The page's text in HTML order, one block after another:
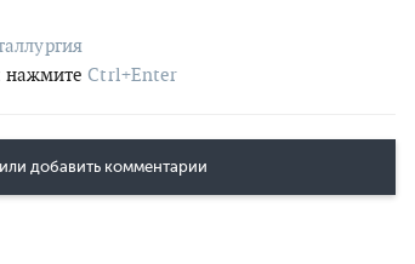
нажмите Ctrl+Enter
добавить комментарии